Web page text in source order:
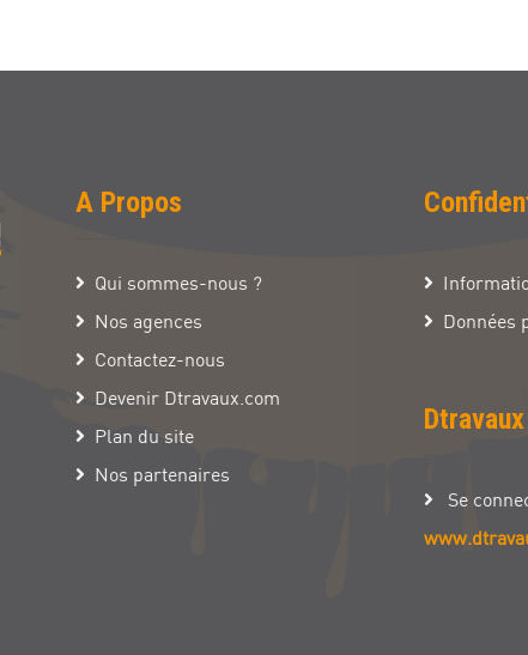
A Propos
Qui sommes-nous ?
Nos agences
Contactez-nous
Devenir Dtravaux.com
Plan du site
Nos partenaires
Données
Se